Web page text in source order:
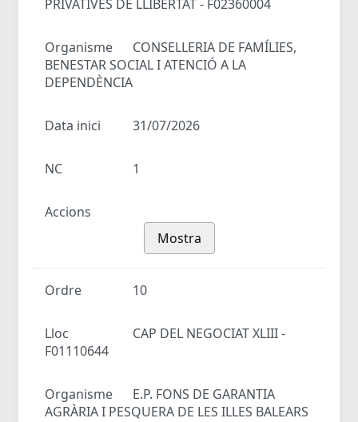
PRIVATIVES DE LLIBERTAT - F02360004
Organisme
CONSELLERIA DE FAMÍLIES,
BENESTAR SOCIAL I ATENCIÓ A LA
DEPENDÈNCIA
Data inici 31/07/2026
NC 1
Accions
Mostra
Ordre 10
Lloc
CAP DEL NEGOCIAT XLIII -
F01110644
Organisme
E.P. FONS DE GARANTIA
AGRÀRIA I PESQUERA DE LES ILLES BALEARS